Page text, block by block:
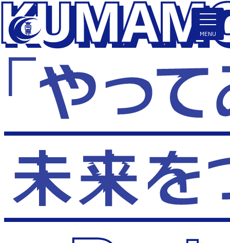
MENU
ENGLISH
学科・専攻科
電子情報学系学科
情報工学科
融合・複合工学系学科
機械知能システム工学科
建築社会デザイン工学科
特色ある取組
入試情報
入試速報
入学者選抜検査 情報
パンフレット・紹介動画
お知らせ
イベント